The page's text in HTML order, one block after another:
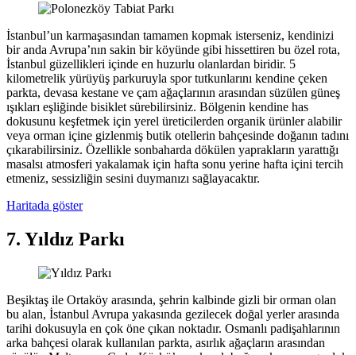
İstanbul’un karmaşasından tamamen kopmak isterseniz, kendinizi
bir anda Avrupa’nın sakin bir köyünde gibi hissettiren bu özel rota,
İstanbul güzellikleri içinde en huzurlu olanlardan biridir. 5
kilometrelik yürüyüş parkuruyla spor tutkunlarını kendine çeken
parkta, devasa kestane ve çam ağaçlarının arasından süzülen güneş
ışıkları eşliğinde bisiklet sürebilirsiniz. Bölgenin kendine has
dokusunu keşfetmek için yerel üreticilerden organik ürünler alabilir
veya orman içine gizlenmiş butik otellerin bahçesinde doğanın tadını
çıkarabilirsiniz. Özellikle sonbaharda dökülen yaprakların yarattığı
masalsı atmosferi yakalamak için hafta sonu yerine hafta içini tercih
etmeniz, sessizliğin sesini duymanızı sağlayacaktır.
Haritada göster
7. Yıldız Parkı
Beşiktaş ile Ortaköy arasında, şehrin kalbinde gizli bir orman olan
bu alan, İstanbul Avrupa yakasında gezilecek doğal yerler arasında
tarihi dokusuyla en çok öne çıkan noktadır. Osmanlı padişahlarının
arka bahçesi olarak kullanılan parkta, asırlık ağaçların arasından